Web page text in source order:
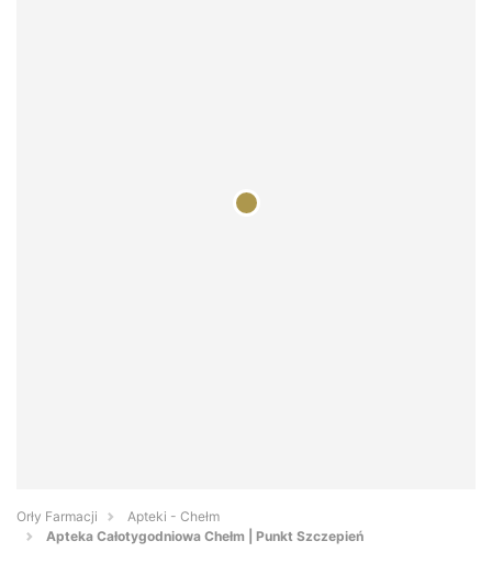
Orły Farmacji
Apteki - Chełm
Apteka Całotygodniowa Chełm | Punkt Szczepień